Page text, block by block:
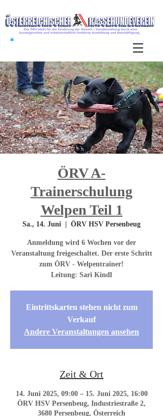
ÖRV A-
Trainerschulung
Welpen Teil 1
Sa., 14. Juni ÖRV HSV Persenbeug
Anmeldung wird 6 Wochen vor der
Veranstaltung freigeschaltet. Der erste Schritt
zum ÖRV - Welpentrainer!
Eintrittskarten stehen nicht zum
Verkauf
Andere Veranstaltungen ansehen
Zeit & Ort
14. Juni 2025, 09:00 – 15. Juni 2025, 16:00
ÖRV HSV Persenbeug, Industriestraße 2,
3680 Persenbeug, Österreich